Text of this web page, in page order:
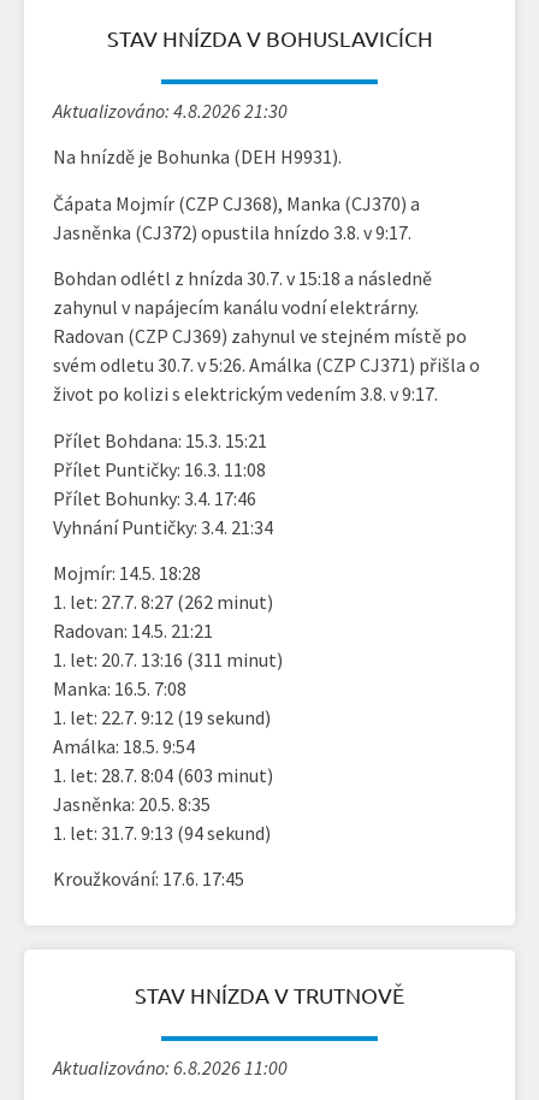
STAV HNÍZDA V BOHUSLAVICÍCH
Aktualizováno: 4.8.2026 21:30
Na hnízdě je Bohunka (DEH H9931).
Čápata Mojmír (CZP CJ368), Manka (CJ370) a
Jasněnka (CJ372) opustila hnízdo 3.8. v 9:17.
Bohdan odlétl z hnízda 30.7. v 15:18 a následně
zahynul v napájecím kanálu vodní elektrárny.
Radovan (CZP CJ369) zahynul ve stejném místě po
svém odletu 30.7. v 5:26. Amálka (CZP CJ371) přišla o
život po kolizi s elektrickým vedením 3.8. v 9:17.
Přílet Bohdana: 15.3. 15:21
Přílet Puntičky: 16.3. 11:08
Přílet Bohunky: 3.4. 17:46
Vyhnání Puntičky: 3.4. 21:34
Mojmír: 14.5. 18:28
1. let: 27.7. 8:27 (262 minut)
Radovan: 14.5. 21:21
1. let: 20.7. 13:16 (311 minut)
Manka: 16.5. 7:08
1. let: 22.7. 9:12 (19 sekund)
Amálka: 18.5. 9:54
1. let: 28.7. 8:04 (603 minut)
Jasněnka: 20.5. 8:35
1. let: 31.7. 9:13 (94 sekund)
Kroužkování: 17.6. 17:45
STAV HNÍZDA V TRUTNOVĚ
Aktualizováno: 6.8.2026 11:00